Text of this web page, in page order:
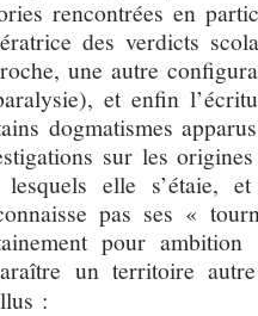
rencontrées en
des verdicts
une autre
et enfin
dogmatismes
sur les
lesquels elle
pas ses «
pour
un territoire
: